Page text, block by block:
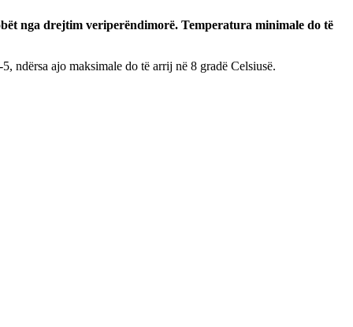
nga drejtim veriperëndimorë. Temperatura minimale do të
ndërsa ajo maksimale do të arrij në 8 gradë Celsiusë.